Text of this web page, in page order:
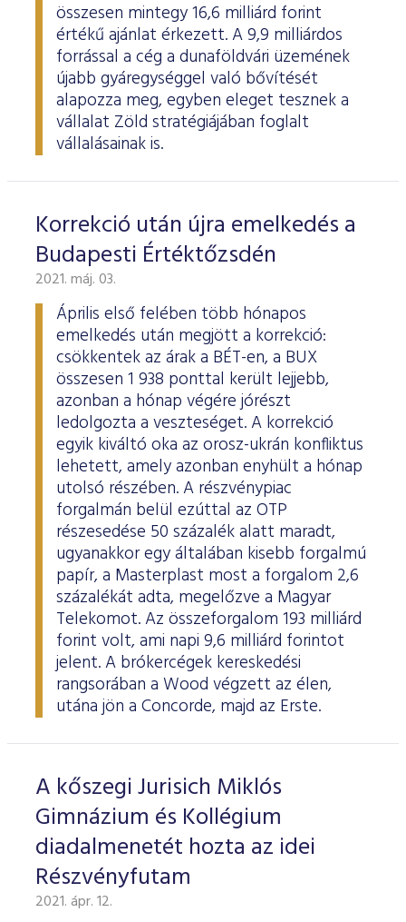
ESG Útmutató
összesen mintegy 16,6 milliárd forint
értékű ajánlat érkezett. A 9,9 milliárdos
forrással a cég a dunaföldvári üzemének
újabb gyáregységgel való bővítését
alapozza meg, egyben eleget tesznek a
vállalat Zöld stratégiájában foglalt
vállalásainak is.
Korrekció után újra emelkedés a
Budapesti Értéktőzsdén
2021. máj. 03.
Április első felében több hónapos
emelkedés után megjött a korrekció:
csökkentek az árak a BÉT-en, a BUX
összesen 1 938 ponttal került lejjebb,
azonban a hónap végére jórészt
ledolgozta a veszteséget. A korrekció
egyik kiváltó oka az orosz-ukrán konfliktus
lehetett, amely azonban enyhült a hónap
utolsó részében. A részvénypiac
forgalmán belül ezúttal az OTP
részesedése 50 százalék alatt maradt,
ugyanakkor egy általában kisebb forgalmú
papír, a Masterplast most a forgalom 2,6
százalékát adta, megelőzve a Magyar
Telekomot. Az összeforgalom 193 milliárd
forint volt, ami napi 9,6 milliárd forintot
jelent. A brókercégek kereskedési
rangsorában a Wood végzett az élen,
utána jön a Concorde, majd az Erste.
A kőszegi Jurisich Miklós
Gimnázium és Kollégium
diadalmenetét hozta az idei
Részvényfutam
2021. ápr. 12.